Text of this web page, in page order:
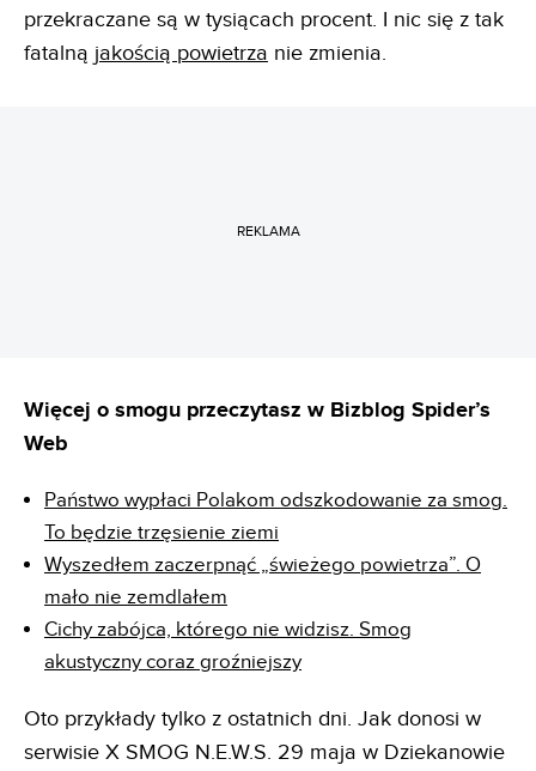
przekraczane są w tysiącach procent. I nic się z tak
fatalną jakością powietrza nie zmienia.
REKLAMA
Więcej o smogu przeczytasz w Bizblog Spider’s
Web
Państwo wypłaci Polakom odszkodowanie za smog.
To będzie trzęsienie ziemi
Wyszedłem zaczerpnąć „świeżego powietrza”. O
mało nie zemdlałem
Cichy zabójca, którego nie widzisz. Smog
akustyczny coraz groźniejszy
Oto przykłady tylko z ostatnich dni. Jak donosi w
serwisie X SMOG N.E.W.S. 29 maja w Dziekanowie